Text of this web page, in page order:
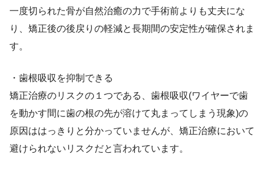
一度切られた骨が自然治癒の力で手術前よりも丈夫にな
り、矯正後の後戻りの軽減と長期間の安定性が確保されま
す。
・歯根吸収を抑制できる
矯正治療のリスクの１つである、歯根吸収(ワイヤーで歯
を動かす間に歯の根の先が溶けて丸まってしまう現象)の
原因ははっきりと分かっていませんが、矯正治療において
避けられないリスクだと言われています。